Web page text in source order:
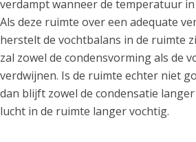
verdampt wanneer de temperatuur
Als deze ruimte over een adequate
herstelt de vochtbalans in de ruimte
zal zowel de condensvorming als de
verdwijnen. Is de ruimte echter niet
dan blijft zowel de condensatie
lucht in de ruimte langer vochtig.